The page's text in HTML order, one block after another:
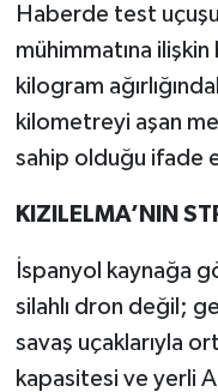
Haberde test
mühimmatına
kilogram
kilometreyi aşan
sahip olduğu ifade
KIZILELMA’NIN
İspanyol kaynağa
silahlı dron değil;
savaş uçaklarıyla
kapasitesi ve yerli